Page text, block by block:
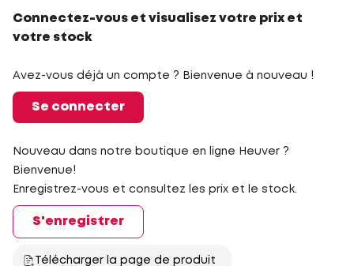
Connectez-vous et visualisez votre prix et
votre stock
Avez-vous déjà un compte ? Bienvenue à nouveau !
Se connecter
Nouveau dans notre boutique en ligne Heuver ?
Bienvenue!
Enregistrez-vous et consultez les prix et le stock.
S'enregistrer
Télécharger la page de produit